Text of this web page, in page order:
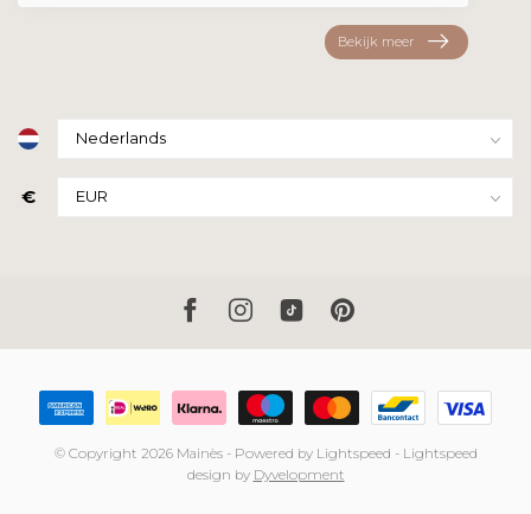
Bekijk meer
€
© Copyright 2026 Mainès - Powered by Lightspeed - Lightspeed
design by Dyvelopment